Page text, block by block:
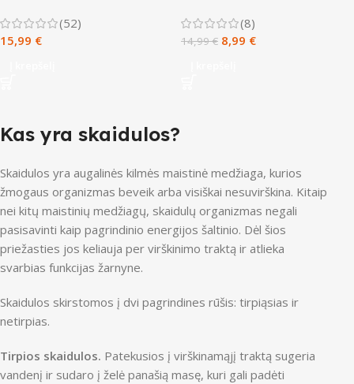
(52)
15,99 €
(8)
14,99€ 8,99 €
Kas yra skaidulos?
Skaidulos yra augalinės kilmės maistinė medžiaga, kurios
žmogaus organizmas beveik arba visiškai nesuvirškina. Kitaip
nei kitų maistinių medžiagų, skaidulų organizmas negali
pasisavinti kaip pagrindinio energijos šaltinio. Dėl šios
priežasties jos keliauja per virškinimo traktą ir atlieka
svarbias funkcijas žarnyne.
Skaidulos skirstomos į dvi pagrindines rūšis: tirpiąsias ir
netirpias.
Tirpios skaidulos. Patekusios į virškinamąjį traktą sugeria
vandenį ir sudaro į želė panašią masę, kuri gali padėti